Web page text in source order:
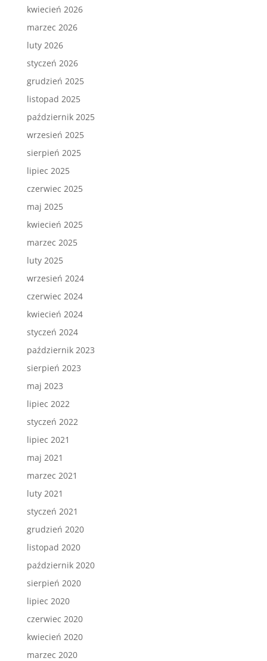
kwiecień 2026
marzec 2026
luty 2026
styczeń 2026
grudzień 2025
listopad 2025
październik 2025
wrzesień 2025
sierpień 2025
lipiec 2025
czerwiec 2025
maj 2025
kwiecień 2025
marzec 2025
luty 2025
wrzesień 2024
czerwiec 2024
kwiecień 2024
styczeń 2024
październik 2023
sierpień 2023
maj 2023
lipiec 2022
styczeń 2022
lipiec 2021
maj 2021
marzec 2021
luty 2021
styczeń 2021
grudzień 2020
listopad 2020
październik 2020
sierpień 2020
lipiec 2020
czerwiec 2020
kwiecień 2020
marzec 2020